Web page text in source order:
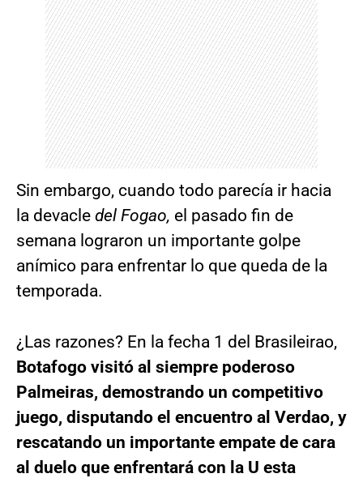
Sin embargo, cuando todo parecía ir hacia
la devacle del Fogao, el pasado fin de
semana lograron un importante golpe
anímico para enfrentar lo que queda de la
temporada.
¿Las razones? En la fecha 1 del Brasileirao,
Botafogo visitó al siempre poderoso
Palmeiras, demostrando un competitivo
juego, disputando el encuentro al Verdao, y
rescatando un importante empate de cara
al duelo que enfrentará con la U esta